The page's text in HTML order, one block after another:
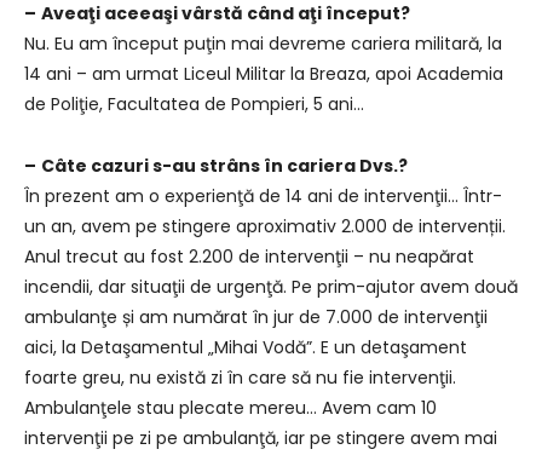
– Aveaţi aceeaşi vârstă când aţi început?
Nu. Eu am început puţin mai devreme cariera militară, la
14 ani – am urmat Liceul Militar la Breaza, apoi Academia
de Poliţie, Facultatea de Pompieri, 5 ani…
– Câte cazuri s-au strâns în cariera Dvs.?
În prezent am o experienţă de 14 ani de intervenţii… Într-
un an, avem pe stingere aproximativ 2.000 de intervenții.
Anul trecut au fost 2.200 de intervenţii – nu neapărat
incendii, dar situaţii de urgenţă. Pe prim-ajutor avem două
ambulanţe și am numărat în jur de 7.000 de intervenţii
aici, la Detaşamentul „Mihai Vodă”. E un detaşament
foarte greu, nu există zi în care să nu fie intervenţii.
Ambulanţele stau plecate mereu… Avem cam 10
intervenţii pe zi pe ambulanţă, iar pe stingere avem mai